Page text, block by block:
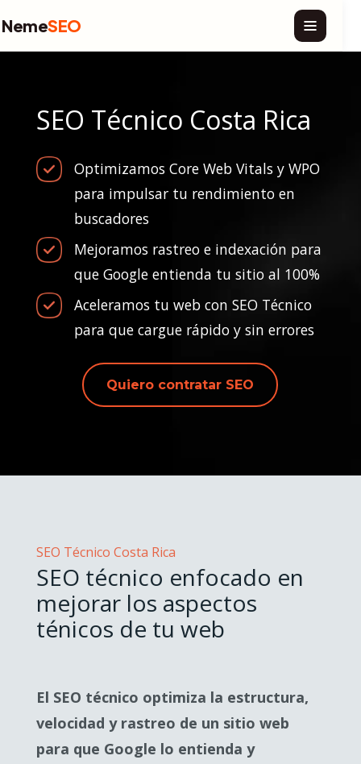
NemeSEO
SEO Técnico Costa Rica
Optimizamos Core Web Vitals y WPO
para impulsar tu rendimiento en
buscadores
Mejoramos rastreo e indexación para
que Google entienda tu sitio al 100%
Aceleramos tu web con SEO Técnico
para que cargue rápido y sin errores
Quiero contratar SEO
SEO Técnico Costa Rica
SEO técnico enfocado en
mejorar los aspectos
ténicos de tu web
El SEO técnico optimiza la estructura,
velocidad y rastreo de un sitio web
para que Google lo entienda y